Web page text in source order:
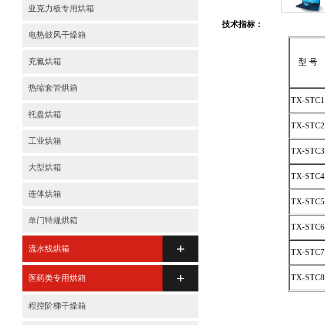
亚克力板专用烘箱
电热鼓风干燥箱
充氮烘箱
热缩套管烘箱
托盘烘箱
工业烘箱
大型烘箱
连体烘箱
单门特规烘箱
流水线烘箱
医药类专用烘箱
程控阶梯干燥箱
技术指标：
型 号
TX-STC1
TX-STC2
TX-STC3
TX-STC4
TX-STC5
TX-STC6
TX-STC7
TX-STC8